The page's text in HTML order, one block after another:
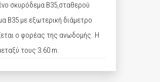
σκυρόδεμα Β35,σταθερού
Β35 με εξωτερική διάμετρο
ο φορέας της ανωδομής. Η
τους 3.60 m.